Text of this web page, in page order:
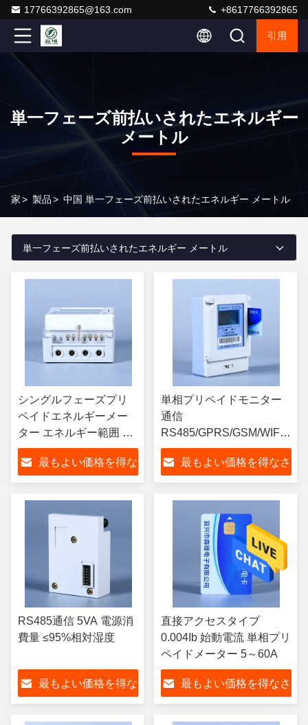
17766392865@163.com +8617766392865
引用
単一フェーズ前払いされたエネルギー
メートル
家> 製品> 中国 単一フェーズ前払いされたエネルギー メートル
単一フェーズ前払いされたエネルギー メートル
シングルフェーズプリ
ペイドエネルギーメー
ター エネルギー範囲 0-
999999
最もよい価格を得な
単相プリペイドモニター
通信
RS485/GPRS/GSM/WIFI/NB/
-25C- 55C
最もよい価格を得なさ
RS485通信 5VA 電源消
費量 ≤95%相対湿度
最もよい価格を得な
直接アクセスタイプ
0.004Ib 始動電流 単相プリ
ペイドメーター 5～60A
最もよい価格を得なさ